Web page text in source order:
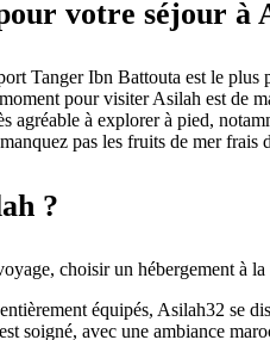
votre séjour à
Tanger Ibn Battouta est le
pour visiter Asilah est de
agréable à explorer à pied,
pas les fruits de mer frais
?
choisir un hébergement à
équipés, Asilah32 se
soigné, avec une ambiance